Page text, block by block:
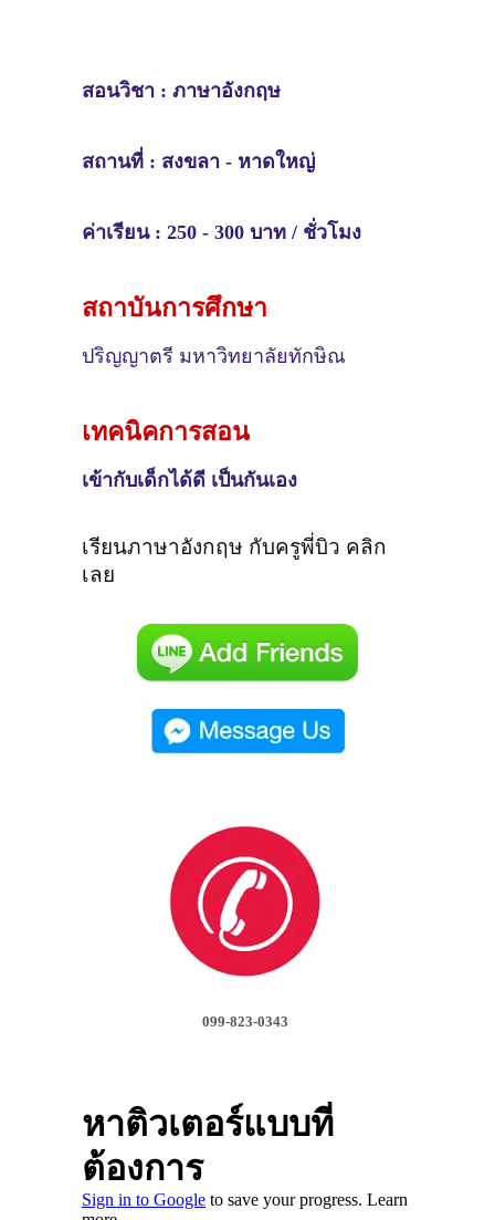
สอนวิชา : ภาษาอังกฤษ
สถานที่ : สงขลา - หาดใหญ่
ค่าเรียน : 250 - 300 บาท / ชั่วโมง
สถาบันการศึกษา
ปริญญาตรี มหาวิทยาลัยทักษิณ
เทคนิคการสอน
เข้ากับเด็กได้ดี เป็นกันเอง
เรียนภาษาอังกฤษ กับครูพี่บิว คลิก
เลย
099-823-0343